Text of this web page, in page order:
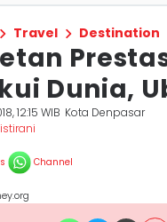
Travel Destination
Dunia,
12:15 WIB Kota Denpasar
Channel